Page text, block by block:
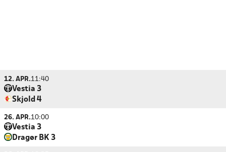
12. APR.11:40
Vestia 3
Skjold 4
26. APR.10:00
Vestia 3
Dragør BK 3